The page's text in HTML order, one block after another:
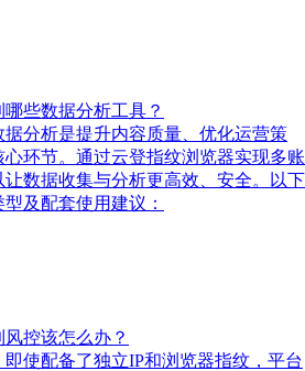
些数据分析工具？
分析是提升内容质量、优化运营策
环节。通过云登指纹浏览器实现多账
数据收集与分析更高效、安全。以下
及配套使用建议：
控该怎么办？
使配备了独立IP和浏览器指纹，平台